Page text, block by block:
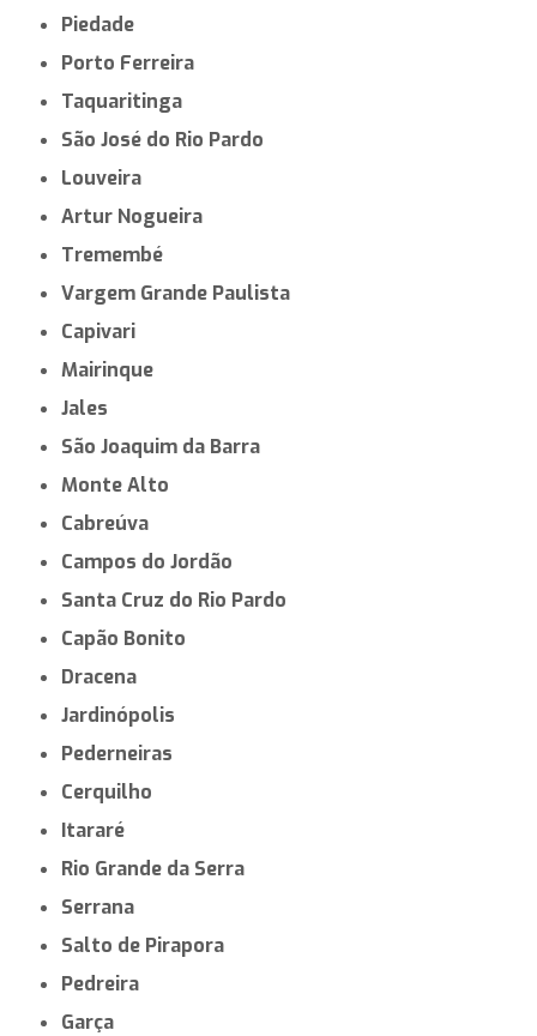
Piedade
Porto Ferreira
Taquaritinga
São José do Rio Pardo
Louveira
Artur Nogueira
Tremembé
Vargem Grande Paulista
Capivari
Mairinque
Jales
São Joaquim da Barra
Monte Alto
Cabreúva
Campos do Jordão
Santa Cruz do Rio Pardo
Capão Bonito
Dracena
Jardinópolis
Pederneiras
Cerquilho
Itararé
Rio Grande da Serra
Serrana
Salto de Pirapora
Pedreira
Garça